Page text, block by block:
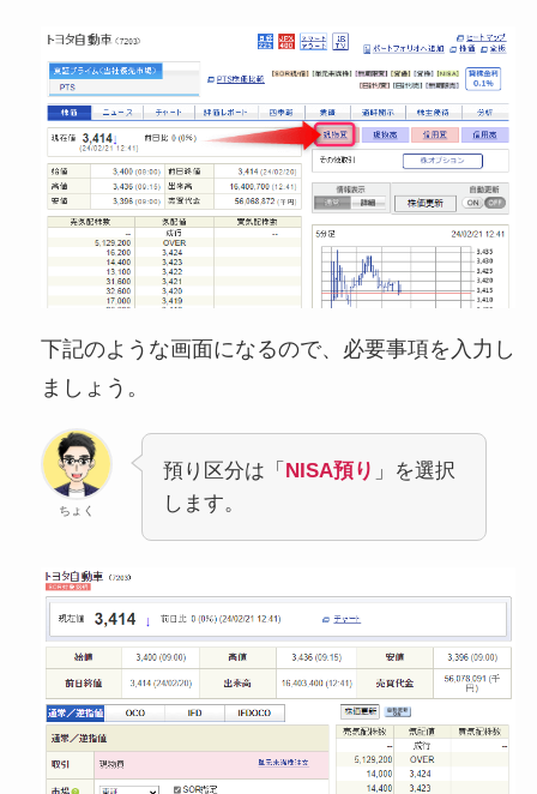
下記のような画面になるので、必要事項を入力し
ましょう。
ちょく
預り区分は「 NISA預り 」を選択
します。